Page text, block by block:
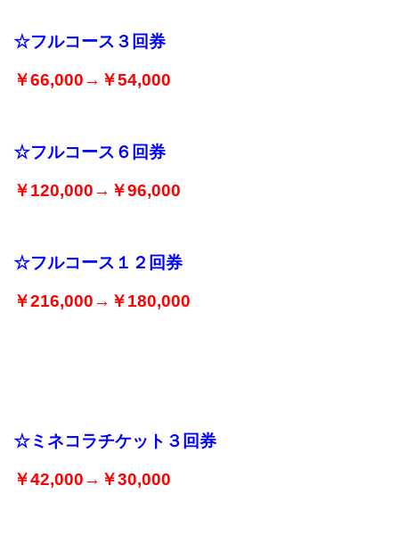
☆フルコース３回券
￥66,000→￥54,000
☆フルコース６回券
￥120,000→￥96,000
☆フルコース１２回券
￥216,000→￥180,000
☆ミネコラチケット３回券
￥42,000→￥30,000